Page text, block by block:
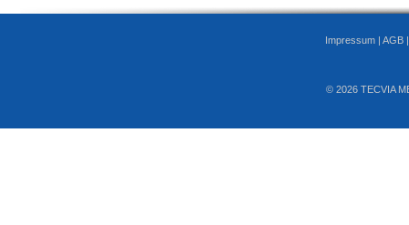
Impressum | AGB
© 2026 TECVIA